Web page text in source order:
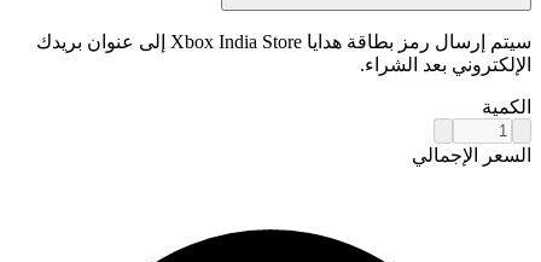
سيتم إرسال رمز بطاقة هدايا Xbox India Store إلى عنوان بريدك
الإلكتروني بعد الشراء.
الكمية
السعر الإجمالي